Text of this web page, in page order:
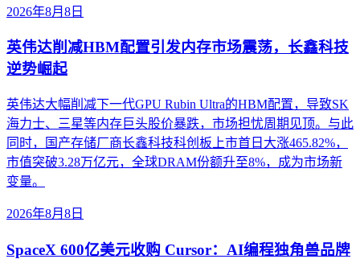
2026年8月8日
英伟达削减HBM配置引发内存市场震荡，长鑫科技
逆势崛起
英伟达大幅削减下一代GPU Rubin Ultra的HBM配置，导致SK
海力士、三星等内存巨头股价暴跌，市场担忧周期见顶。与此
同时，国产存储厂商长鑫科技科创板上市首日大涨465.82%，
市值突破3.28万亿元，全球DRAM份额升至8%，成为市场新
变量。
2026年8月8日
SpaceX 600亿美元收购 Cursor：AI编程独角兽品牌